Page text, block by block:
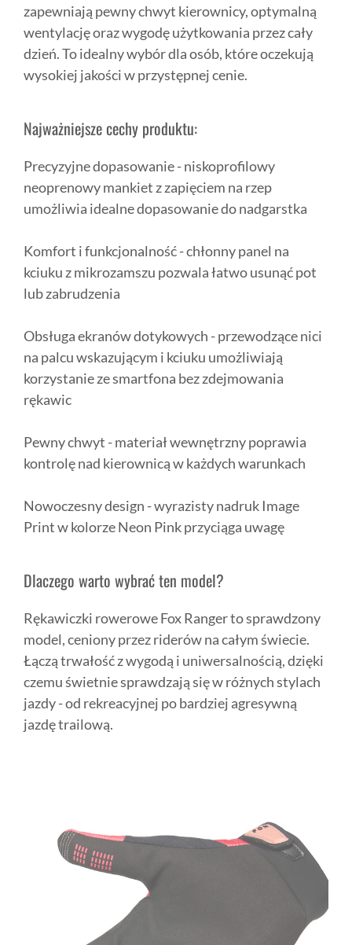
zapewniają pewny chwyt kierownicy, optymalną
wentylację oraz wygodę użytkowania przez cały
dzień. To idealny wybór dla osób, które oczekują
wysokiej jakości w przystępnej cenie.
Najważniejsze cechy produktu:
Precyzyjne dopasowanie - niskoprofilowy
neoprenowy mankiet z zapięciem na rzep
umożliwia idealne dopasowanie do nadgarstka
Komfort i funkcjonalność - chłonny panel na
kciuku z mikrozamszu pozwala łatwo usunąć pot
lub zabrudzenia
Obsługa ekranów dotykowych - przewodzące nici
na palcu wskazującym i kciuku umożliwiają
korzystanie ze smartfona bez zdejmowania
rękawic
Pewny chwyt - materiał wewnętrzny poprawia
kontrolę nad kierownicą w każdych warunkach
Nowoczesny design - wyrazisty nadruk Image
Print w kolorze Neon Pink przyciąga uwagę
Dlaczego warto wybrać ten model?
Rękawiczki rowerowe Fox Ranger to sprawdzony
model, ceniony przez riderów na całym świecie.
Łączą trwałość z wygodą i uniwersalnością, dzięki
czemu świetnie sprawdzają się w różnych stylach
jazdy - od rekreacyjnej po bardziej agresywną
jazdę trailową.